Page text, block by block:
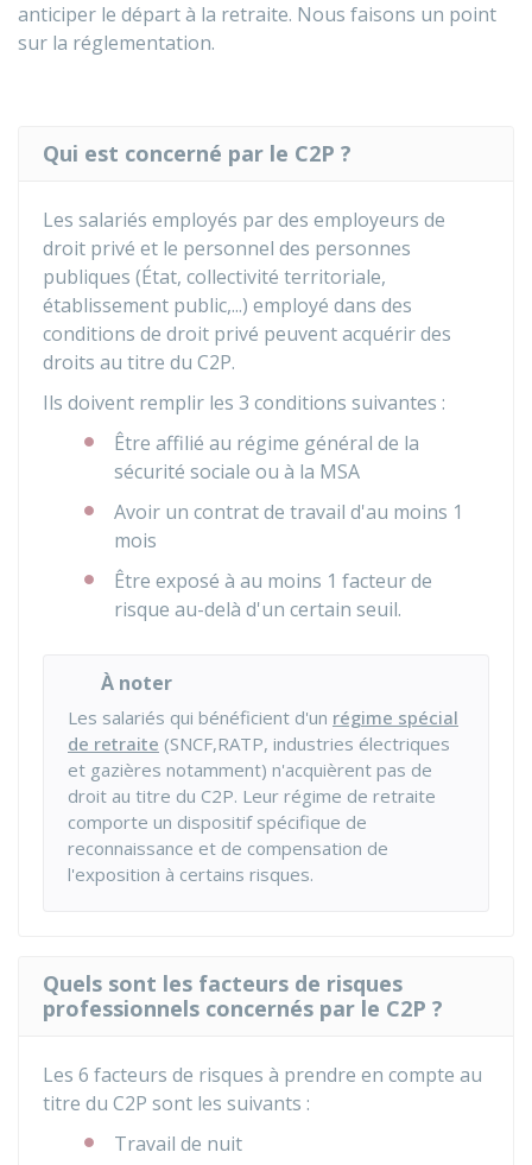
anticiper le départ à la retraite. Nous faisons un point
sur la réglementation.
Qui est concerné par le C2P ?
Les salariés employés par des employeurs de
droit privé et le personnel des personnes
publiques (État, collectivité territoriale,
établissement public,...) employé dans des
conditions de droit privé peuvent acquérir des
droits au titre du C2P.
Ils doivent remplir les 3 conditions suivantes :
Être affilié au régime général de la
sécurité sociale ou à la MSA
Avoir un contrat de travail d'au moins 1
mois
Être exposé à au moins 1 facteur de
risque au-delà d'un certain seuil.
À noter
Les salariés qui bénéficient d'un régime spécial
de retraite (SNCF,RATP, industries électriques
et gazières notamment) n'acquièrent pas de
droit au titre du C2P. Leur régime de retraite
comporte un dispositif spécifique de
reconnaissance et de compensation de
l'exposition à certains risques.
Quels sont les facteurs de risques
professionnels concernés par le C2P ?
Les 6 facteurs de risques à prendre en compte au
titre du C2P sont les suivants :
Travail de nuit